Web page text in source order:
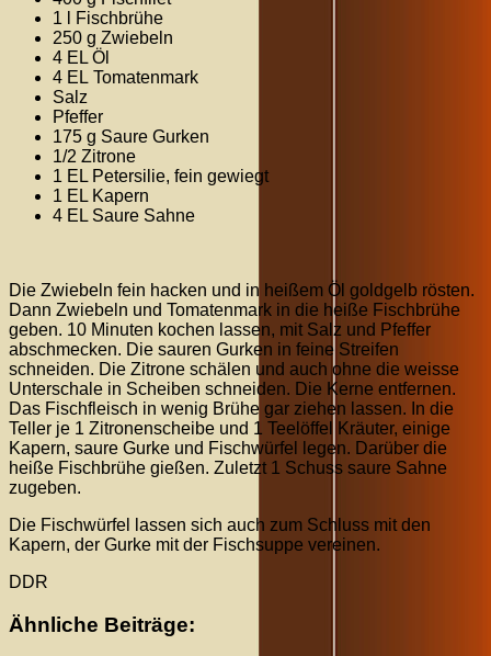
1 l Fischbrühe
250 g Zwiebeln
4 EL Öl
4 EL Tomatenmark
Salz
Pfeffer
175 g Saure Gurken
1/2 Zitrone
1 EL Petersilie, fein gewiegt
1 EL Kapern
4 EL Saure Sahne
Die Zwiebeln fein hacken und in heißem Öl goldgelb rösten.
Dann Zwiebeln und Tomatenmark in die heiße Fischbrühe
geben. 10 Minuten kochen lassen, mit Salz und Pfeffer
abschmecken. Die sauren Gurken in feine Streifen
schneiden. Die Zitrone schälen und auch ohne die weisse
Unterschale in Scheiben schneiden. Die Kerne entfernen.
Das Fischfleisch in wenig Brühe gar ziehen lassen. In die
Teller je 1 Zitronenscheibe und 1 Teelöffel Kräuter, einige
Kapern, saure Gurke und Fischwürfel legen. Darüber die
heiße Fischbrühe gießen. Zuletzt 1 Schuss saure Sahne
zugeben.
Die Fischwürfel lassen sich auch zum Schluss mit den
Kapern, der Gurke mit der Fischsuppe vereinen.
DDR
Ähnliche Beiträge: